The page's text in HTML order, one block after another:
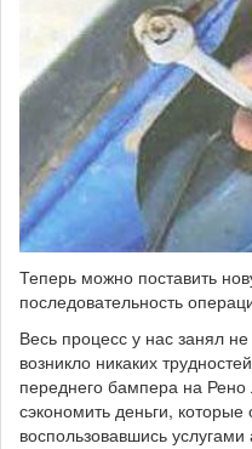
Теперь можно поставить
последовательность
Весь процесс у нас занял
возникло никаких
переднего бампера на Рено
сэкономить деньги,
воспользовавшись услугами